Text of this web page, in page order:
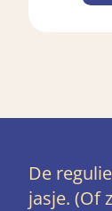
De
jasje. (Of